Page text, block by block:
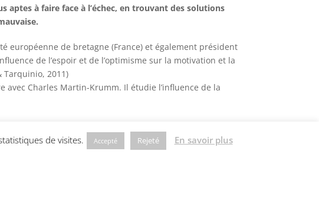
aptes à faire face à l’échec, en trouvant des solutions
européenne de bretagne (France) et également président
de l’espoir et de l’optimisme sur la motivation et la
Tarquinio, 2011)
Charles Martin-Krumm. Il étudie l’influence de la
de visites. Accepté Rejeté En savoir plus